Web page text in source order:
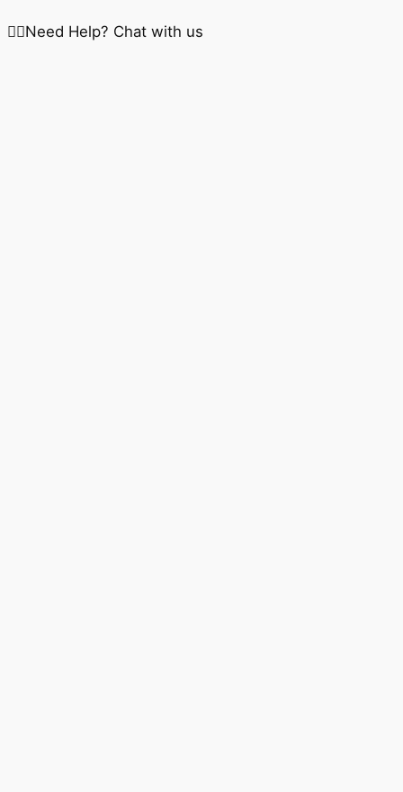
Need Help? Chat with us